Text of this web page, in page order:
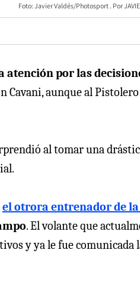
Foto: Javier Valdés/Photosport
atención por las
Cavani, aunque al
al tomar una
el otrora entrenador de
. El volante que
y ya le fue comunicada